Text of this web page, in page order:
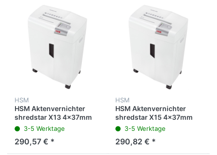
345 x 245 x 385 mm, 5
Blatt, weiß/silber
HSM
HSM Aktenvernichter
shredstar X13 4x37mm
3-5 Werktage
290,57 € *
HSM
HSM Aktenvernichter
shredstar X15 4x37mm
3-5 Werktage
290,82 € *